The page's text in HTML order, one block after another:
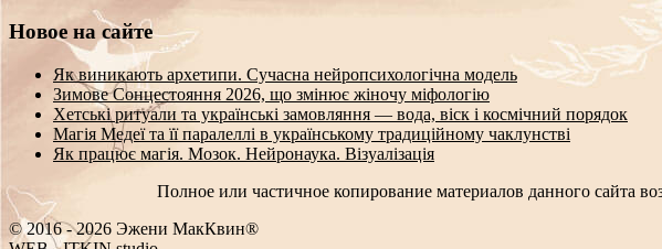
Новое на сайте
Як виникають архетипи. Сучасна нейропсихологічна модель
Зимове Сонцестояння 2026, що змінює жіночу міфологію
Хетські ритуали та українські замовляння — вода, віск і космічний порядок
Магія Медеї та її паралеллі в українському традиційному чаклунстві
Як працює магія. Мозок. Нейронаука. Візуалізація
Полное или частичное копирование материалов данного сайта
© 2016 - 2026 Эжени МакКвин®